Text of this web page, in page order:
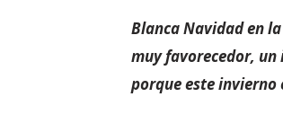
Blanca Navidad en
muy favorecedor, un
porque este invierno